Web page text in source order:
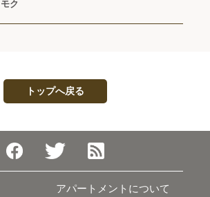
モク
トップへ戻る
アパートメントについて